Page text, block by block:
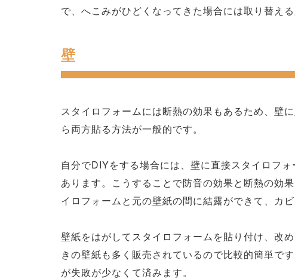
で、へこみがひどくなってきた場合には取り替える
壁
スタイロフォームには断熱の効果もあるため、壁
ら両方貼る方法が一般的です。
自分でDIYをする場合には、壁に直接スタイロフ
あります。こうすることで防音の効果と断熱の効
イロフォームと元の壁紙の間に結露ができて、カ
壁紙をはがしてスタイロフォームを貼り付け、改
きの壁紙も多く販売されているので比較的簡単で
が失敗が少なくて済みます。